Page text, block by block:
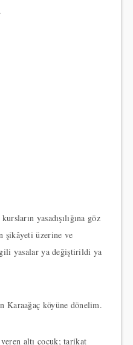
yasadışılığına göz
şikâyeti üzerine ve
yasalar ya değiştirildi ya
Karaağaç köyüne dönelim.
altı çocuk; tarikat